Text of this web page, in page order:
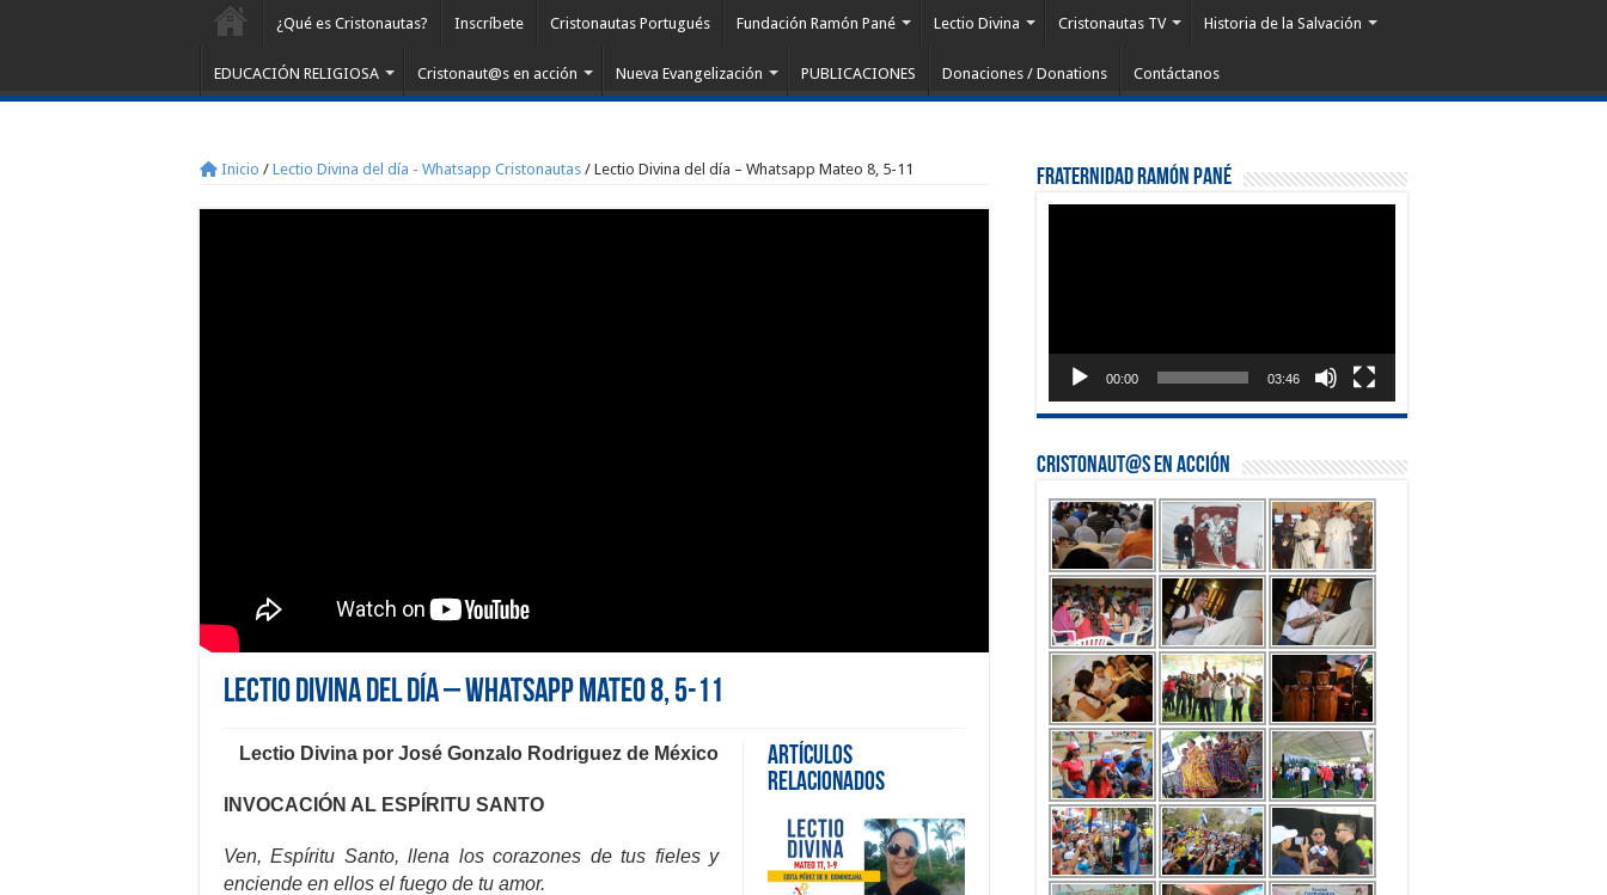
¿Qué es Cristonautas? Inscríbete Cristonautas Portugués Fundación Ramón Pané Lectio Divina Cristonautas TV Historia de la Salvación
EDUCACIÓN RELIGIOSA Cristonaut@s en acción Nueva Evangelización PUBLICACIONES Donaciones / Donations Contáctanos
Inicio / Lectio Divina del día - Whatsapp Cristonautas / Lectio Divina del día – Whatsapp Mateo 8, 5-11
Lectio Divina del día – Whatsapp Mateo 8, 5-11
Artículos
Relacionados
Lectio Divina por José Gonzalo Rodriguez de México
INVOCACIÓN AL ESPÍRITU SANTO
Ven, Espíritu Santo, llena los corazones de tus fieles y
enciende en ellos el fuego de tu amor.
Fraternidad Ramón Pané
00:00 03:46
Cristonaut@s en Acción